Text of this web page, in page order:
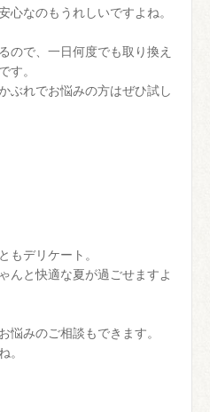
心なのもうれしいですよね。
ので、一日何度でも取り換え
す。
ぶれでお悩みの方はぜひ試し
もデリケート。
んと快適な夏が過ごせますよ
悩みのご相談もできます。
。